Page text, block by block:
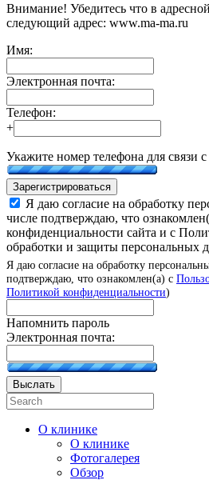
Внимание! Убедитесь что в
следующий адрес: www.ma-ma.ru
Имя:
Электронная почта:
Телефон:
+
Укажите номер телефона для связи
Зарегистрироваться
Я даю согласие на обработку
числе подтверждаю, что
конфиденциальности сайта и с
обработки и защиты персональных
Я даю согласие на обработку
подтверждаю, что ознакомлен(а) с
Политикой конфиденциальности)
Напомнить пароль
Электронная почта:
Выслать
О клинике
О клинике
Фотогалерея
Обзор